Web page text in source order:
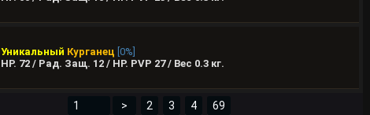
Уникальный Курганец [0%]
HP. 72 / Рад. Защ. 12 / HP. PVP 27 / Вес 0.3 кг.
> 2 3 4 69